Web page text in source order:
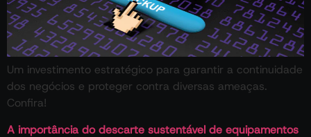
Um investimento estratégico para garantir a continuidade
dos negócios e proteger contra diversas ameaças.
Confira!
A importância do descarte sustentável de equipamentos